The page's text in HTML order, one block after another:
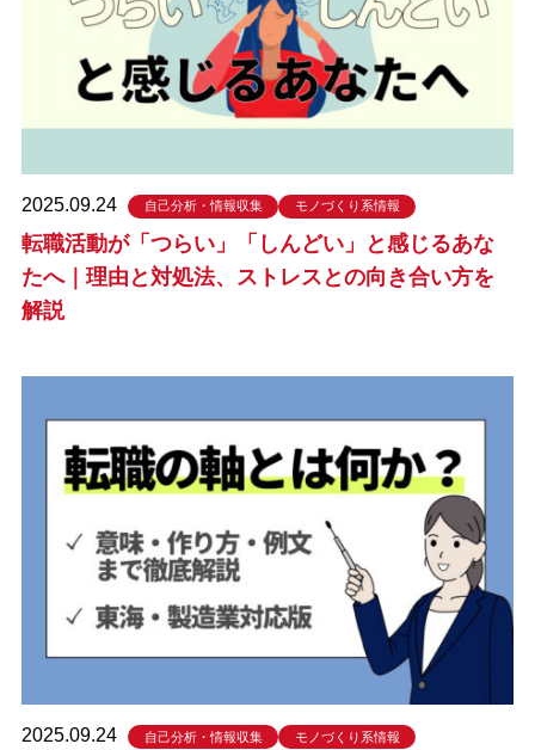
2025.09.24 自己分析・情報収集 モノづくり系情報
転職活動が「つらい」「しんどい」と感じるあな
たへ｜理由と対処法、ストレスとの向き合い方を
解説
2025.09.24 自己分析・情報収集 モノづくり系情報